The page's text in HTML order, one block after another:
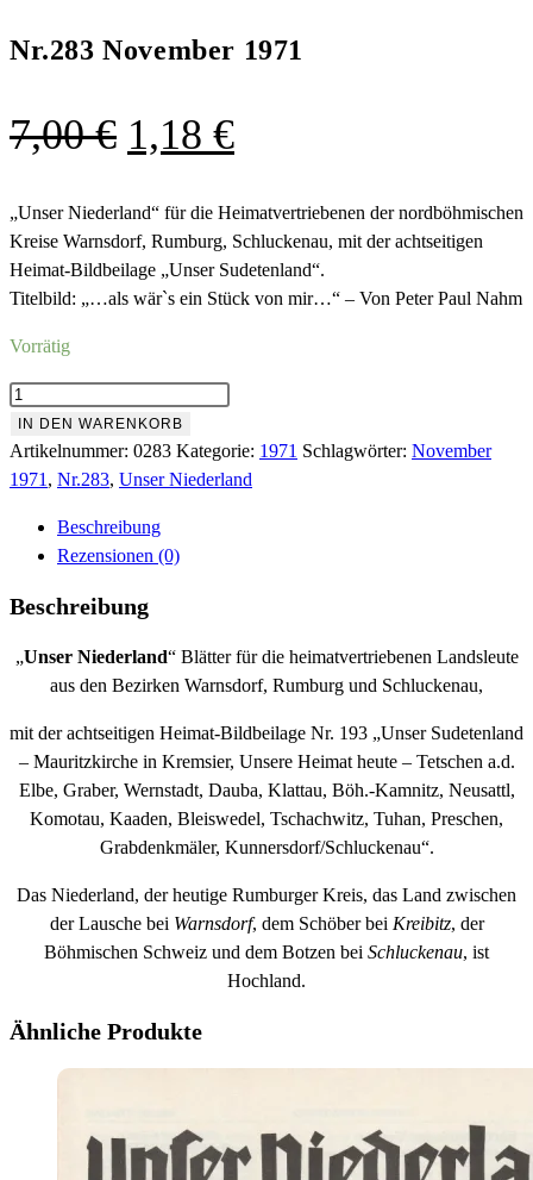
Nr.283 November 1971
7,00€ Ursprünglicher
war:
7,00 €
1,18 €Aktueller
ist:
1,18 €.
„Unser Niederland“ für die Heimatvertriebenen der nordböhmischen
Kreise Warnsdorf, Rumburg, Schluckenau, mit der achtseitigen
Heimat-Bildbeilage „Unser Sudetenland“.
Titelbild: „…als wär`s ein Stück von mir…“ – Von Peter Paul Nahm
Vorrätig
Nr.283
November
1971
Menge
IN DEN WARENKORB
Artikelnummer: 0283 Kategorie: 1971 Schlagwörter: November
1971 , Nr.283, Unser Niederland
Beschreibung
Rezensionen (0)
Beschreibung
„Unser Niederland“ Blätter für die heimatvertriebenen Landsleute
aus den Bezirken Warnsdorf, Rumburg und Schluckenau,
mit der achtseitigen Heimat-Bildbeilage Nr. 193 „Unser Sudetenland
– Mauritzkirche in Kremsier, Unsere Heimat heute – Tetschen a.d.
Elbe, Graber, Wernstadt, Dauba, Klattau, Böh.-Kamnitz, Neusattl,
Komotau, Kaaden, Bleiswedel, Tschachwitz, Tuhan, Preschen,
Grabdenkmäler, Kunnersdorf/Schluckenau“.
Das Niederland, der heutige Rumburger Kreis, das Land zwischen
der Lausche bei Warnsdorf, dem Schöber bei Kreibitz, der
Böhmischen Schweiz und dem Botzen bei Schluckenau, ist
Hochland.
Ähnliche Produkte